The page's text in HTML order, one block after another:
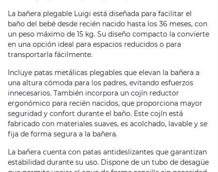
La bañera plegable Luigi está diseñada para facilitar el
baño del bebé desde recién nacido hasta los 36 meses, con
un peso máximo de 15 kg. Su diseño compacto la convierte
en una opción ideal para espacios reducidos o para
transportarla fácilmente.
Incluye patas metálicas plegables que elevan la bañera a
una altura cómoda para los padres, evitando esfuerzos
innecesarios. También incorpora un cojín reductor
ergonómico para recién nacidos, que proporciona mayor
seguridad y confort durante el baño. Este cojín está
fabricado con materiales suaves, es acolchado, lavable y se
fija de forma segura a la bañera.
La bañera cuenta con patas antideslizantes que garantizan
estabilidad durante su uso. Dispone de un tubo de desagüe